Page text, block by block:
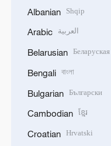
Albanian Shqip
Arabic العربية
Belarusian Беларуская
Bengali বাংলা
Bulgarian Български
Cambodian ខ្មែរ
Croatian Hrvatski